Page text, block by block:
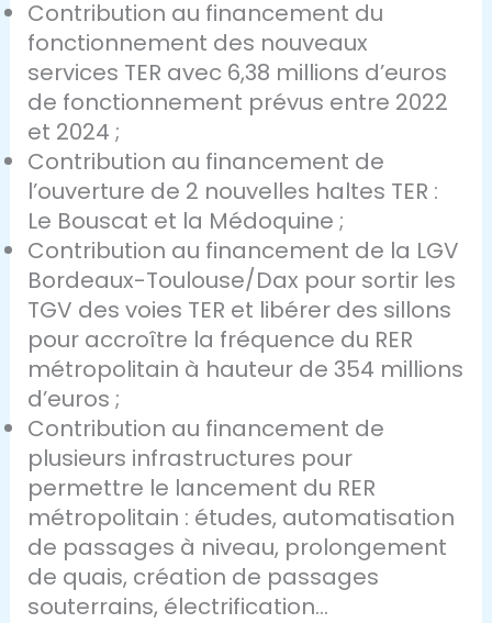
Contribution au financement du
fonctionnement des nouveaux
services TER avec 6,38 millions d’euros
de fonctionnement prévus entre 2022
et 2024 ;
Contribution au financement de
l’ouverture de 2 nouvelles haltes TER :
Le Bouscat et la Médoquine ;
Contribution au financement de la LGV
Bordeaux-Toulouse/Dax pour sortir les
TGV des voies TER et libérer des sillons
pour accroître la fréquence du RER
métropolitain à hauteur de 354 millions
d’euros ;
Contribution au financement de
plusieurs infrastructures pour
permettre le lancement du RER
métropolitain : études, automatisation
de passages à niveau, prolongement
de quais, création de passages
souterrains, électrification…